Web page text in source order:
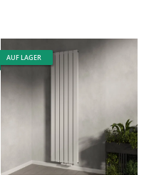
AUF LAGER